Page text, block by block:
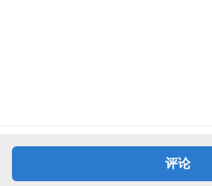
评论